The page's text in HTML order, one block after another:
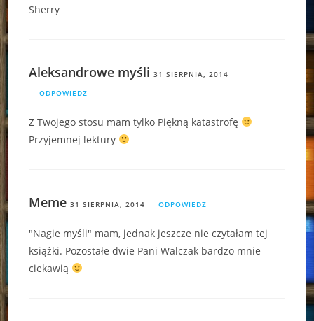
Sherry
Aleksandrowe myśli 31 SIERPNIA, 2014
ODPOWIEDZ
Z Twojego stosu mam tylko Piękną katastrofę
Przyjemnej lektury
Meme 31 SIERPNIA, 2014 ODPOWIEDZ
"Nagie myśli" mam, jednak jeszcze nie czytałam tej
książki. Pozostałe dwie Pani Walczak bardzo mnie
ciekawią